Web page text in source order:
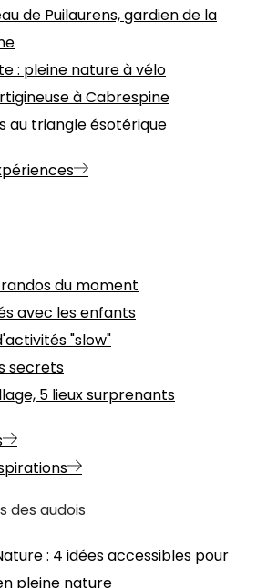
de Puilaurens, gardien de la
: pleine nature à vélo
à Cabrespine
au triangle ésotérique
du moment
avec les enfants
"slow"
secrets
5 lieux surprenants
des audois
: 4 idées accessibles pour
pleine nature